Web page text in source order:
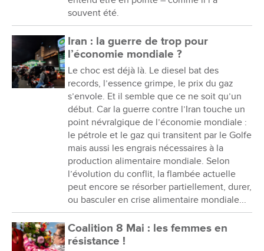
souvent été.
Iran : la guerre de trop pour
l’économie mondiale ?
Le choc est déjà là. Le diesel bat des
records, l’essence grimpe, le prix du gaz
s’envole. Et il semble que ce ne soit qu’un
début. Car la guerre contre l’Iran touche un
point névralgique de l’économie mondiale :
le pétrole et le gaz qui transitent par le Golfe
mais aussi les engrais nécessaires à la
production alimentaire mondiale. Selon
l’évolution du conflit, la flambée actuelle
peut encore se résorber partiellement, durer,
ou basculer en crise alimentaire mondiale...
Coalition 8 Mai : les femmes en
résistance !